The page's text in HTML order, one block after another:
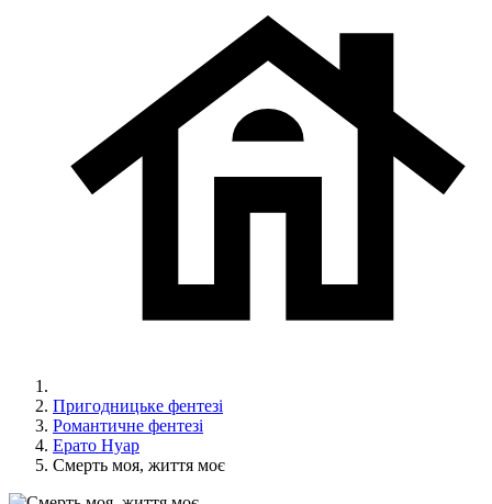
Пригодницьке фентезі
Романтичне фентезі
Ерато Нуар
Смерть моя, життя моє